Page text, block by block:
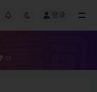
登录
55